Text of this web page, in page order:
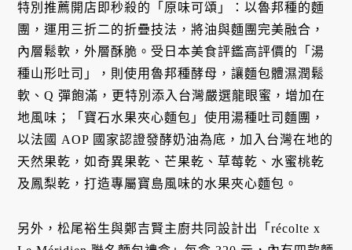
特別推薦開店即秒殺的「原味可頌」：以魯邦種的麵
團，運用三折二的折疊技法，將油與麵團完美融合，
內層鬆軟，外層酥脆。受日本美食評鑑高評價的「湯
種山形吐司」，則使用魯邦種酵母，讓麵包體濕潤鬆
軟、Q 彈飽滿，更特別添入台灣嚴選龍眼蜜，增加在
地風味；「寶石水果夾心麵包」使用湯種吐司麵團，
以法國 AOP 國家認證發酵奶油為底，加入台灣在地的
天然果乾，如奇異果乾、芒果乾、草莓乾、水蜜桃乾
及鳳梨乾，打造專屬寶島風味的水果夾心麵包。
另外，松尾裕生與鄭吉賢主廚共同設計出「récolte x